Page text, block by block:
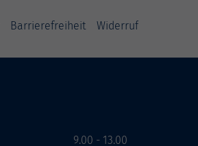
Barrierefreiheit Widerruf
9.00 - 13.00